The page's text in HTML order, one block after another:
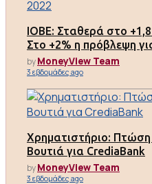
ΙΟΒΕ: Σταθερά στο
Στο +2% η πρόβλεψη
byMoneyView Team
3 εβδομάδες ago
Χρηματιστήριο:
Βουτιά για CrediaBank
byMoneyView Team
3 εβδομάδες ago